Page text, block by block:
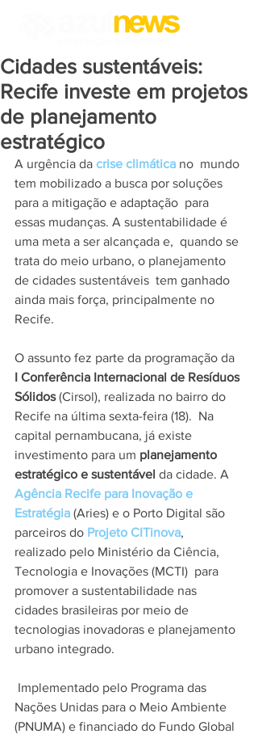
Cidades sustentáveis:
Recife investe em projetos
de planejamento
estratégico
A urgência da crise climática no  mundo
tem mobilizado a busca por soluções
para a mitigação e adaptação  para
essas mudanças. A sustentabilidade é
uma meta a ser alcançada e,  quando se
trata do meio urbano, o planejamento
de cidades sustentáveis  tem ganhado
ainda mais força, principalmente no
Recife.
O assunto fez parte da programação da
I Conferência Internacional de Resíduos
Sólidos (Cirsol), realizada no bairro do
Recife na última sexta-feira (18).  Na
capital pernambucana, já existe
investimento para um planejamento
estratégico e sustentável da cidade. A
Agência Recife para Inovação e
Estratégia (Aries) e o Porto Digital são
parceiros do Projeto CITinova,
realizado pelo Ministério da Ciência,
Tecnologia e Inovações (MCTI)  para
promover a sustentabilidade nas
cidades brasileiras por meio de
tecnologias inovadoras e planejamento
urbano integrado.
Nações Unidas para o Meio Ambiente
(PNUMA) e financiado do Fundo Global